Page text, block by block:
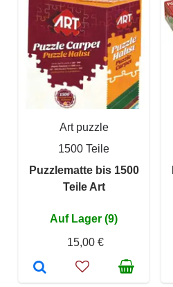
Art puzzle
1500 Teile
Puzzlematte bis 1500
Teile Art
Auf Lager (9)
15,00 €